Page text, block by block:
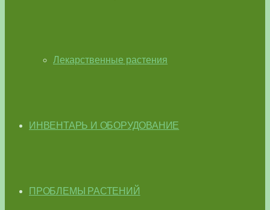
Лекарственные растения
ИНВЕНТАРЬ И ОБОРУДОВАНИЕ
ПРОБЛЕМЫ РАСТЕНИЙ